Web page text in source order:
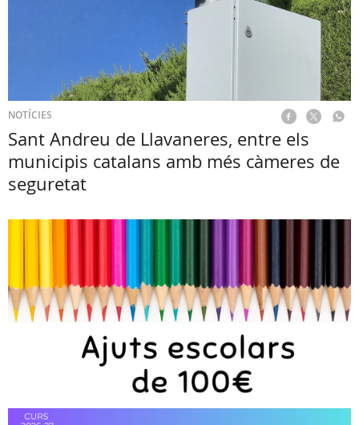
NOTÍCIES
Sant Andreu de Llavaneres, entre els
municipis catalans amb més càmeres de
seguretat